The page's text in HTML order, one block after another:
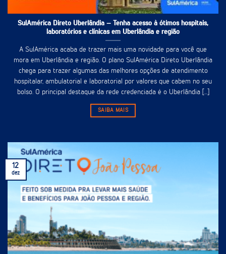
SulAmérica Direto Uberlândia – Tenha acesso à ótimos hospitais,
laboratórios e clínicas em Uberlândia e região
A SulAmérica acaba de trazer mais uma novidade para você que
mora em Uberlândia e região. O plano SulAmérica Direto Uberlândia
chega para trazer algumas das melhores opções de atendimento
hospitalar, ambulatorial e laboratorial por valores que cabem no seu
bolso. O principal destaque da rede credenciada é o Uberlândia [...]
SAIBA MAIS
12
dez